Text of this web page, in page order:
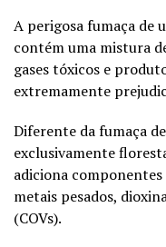
A perigosa fumaça de
contém uma mistura
gases tóxicos e
extremamente
Diferente da fumaça
exclusivamente
adiciona
metais pesados,
(COVs).